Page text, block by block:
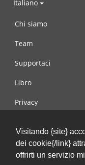
Visitando {site}
dei cookie{/link}
offrirti un servizio
Italiano
Chi siamo
Team
Supportaci
Libro
Privacy
Contattaci